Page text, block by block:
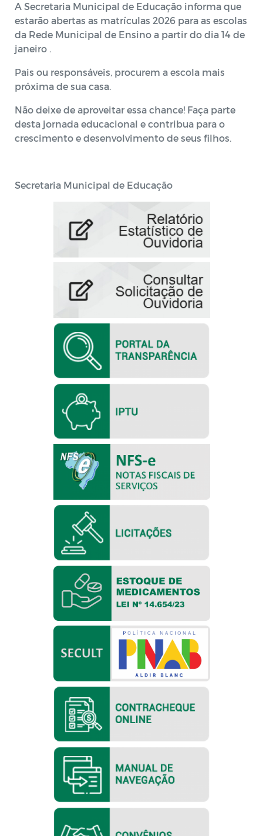
A Secretaria Municipal de Educação informa que
estarão abertas as matrículas 2026 para as escolas
da Rede Municipal de Ensino a partir do dia 14 de
janeiro .
Pais ou responsáveis, procurem a escola mais
próxima de sua casa.
Não deixe de aproveitar essa chance! Faça parte
desta jornada educacional e contribua para o
crescimento e desenvolvimento de seus filhos.
Secretaria Municipal de Educação